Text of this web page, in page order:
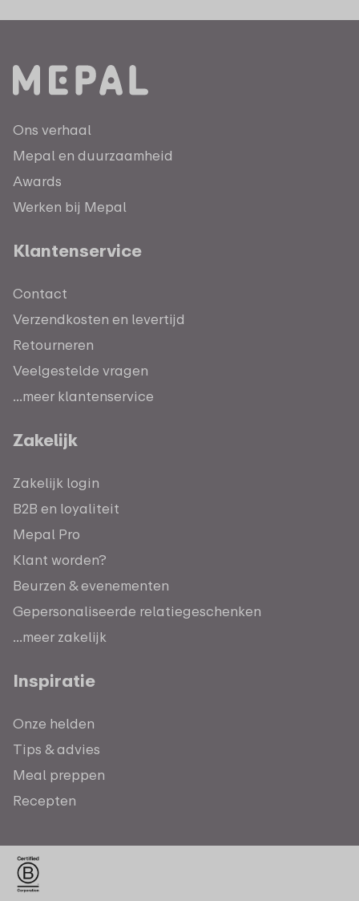
Ons verhaal
Mepal en duurzaamheid
Awards
Werken bij Mepal
Klantenservice
Contact
Verzendkosten en levertijd
Retourneren
Veelgestelde vragen
...meer klantenservice
Zakelijk
Zakelijk login
B2B en loyaliteit
Mepal Pro
Klant worden?
Beurzen & evenementen
Gepersonaliseerde relatiegeschenken
...meer zakelijk
Inspiratie
Onze helden
Tips & advies
Meal preppen
Recepten